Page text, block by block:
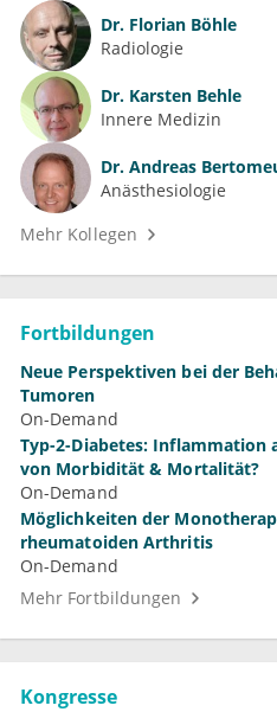
Dr. Florian Böhle
Radiologie
Dr. Karsten Behle
Innere Medizin
Dr. Andreas
Anästhesiologie
Mehr Kollegen
Fortbildungen
Neue Perspektiven bei der
Tumoren
On-Demand
Typ-2-Diabetes: Inflammation
von Morbidität & Mortalität?
On-Demand
Möglichkeiten der
rheumatoiden Arthritis
On-Demand
Mehr Fortbildungen
Kongresse